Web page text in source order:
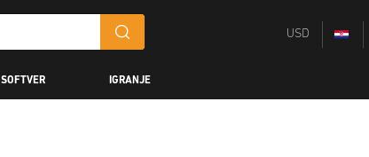
USD
SOFTVER IGRANJE